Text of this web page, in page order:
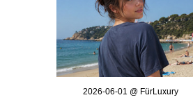
2026-06-01 @ FürLuxury